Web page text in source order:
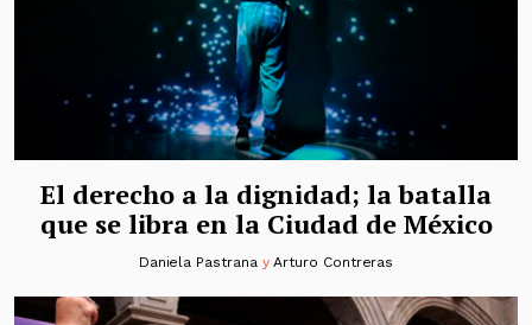
El derecho a la dignidad; la batalla
que se libra en la Ciudad de México
Daniela PastranayArturo Contreras